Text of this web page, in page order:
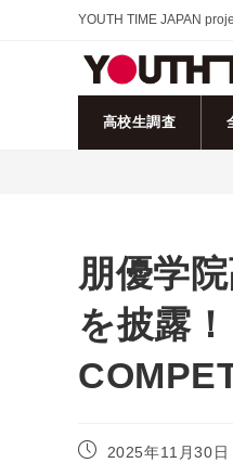
YOUTH TIME JAPAN
高校生調査
朋優学
を披露
投
2025年11月30日